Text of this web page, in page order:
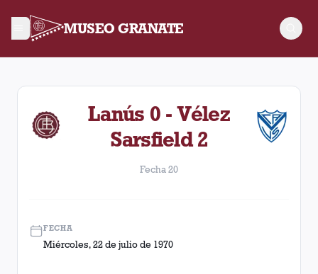
MUSEO GRANATE
Fecha 20. Partido entre Lanús y Vélez Sarsfield disputado
Lanús 0 - Vélez
Sarsfield 2
Fecha 20
FECHA
Miércoles, 22 de julio de 1970